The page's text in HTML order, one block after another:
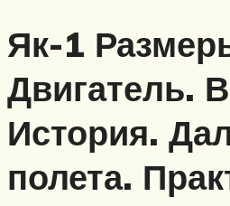
Як-1
Двигатель.
История.
полета.